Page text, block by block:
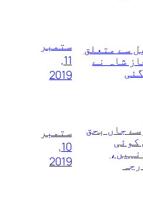
سے متعلق
شاہ نے
ستمبر
11,
2019
جاں بحق
کوئی
ستمبر
10,
2019